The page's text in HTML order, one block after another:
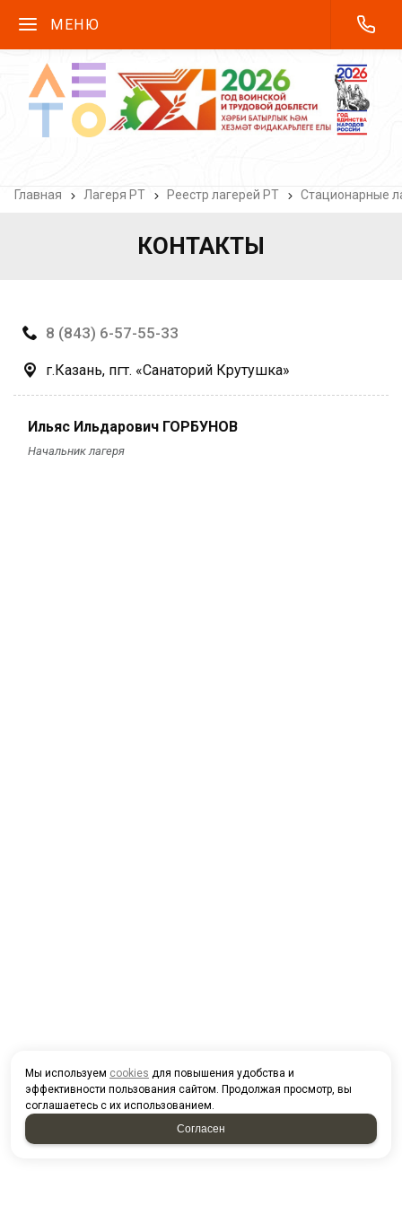
МЕНЮ
Главная Лагеря РТ Реестр лагерей РТ Стационарные
КОНТАКТЫ
8 (843) 6-57-55-33
г.Казань, пгт. «Санаторий Крутушка»
Ильяс Ильдарович ГОРБУНОВ
Начальник лагеря
Мы используем cookies для повышения удобства и
эффективности пользования сайтом. Продолжая просмотр, вы
соглашаетесь с их использованием.
Согласен